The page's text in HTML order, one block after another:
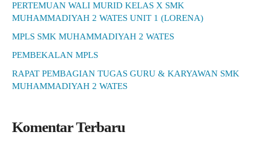
PERTEMUAN WALI MURID KELAS X SMK
MUHAMMADIYAH 2 WATES UNIT 1 (LORENA)
MPLS SMK MUHAMMADIYAH 2 WATES
PEMBEKALAN MPLS
RAPAT PEMBAGIAN TUGAS GURU & KARYAWAN SMK
MUHAMMADIYAH 2 WATES
Komentar Terbaru